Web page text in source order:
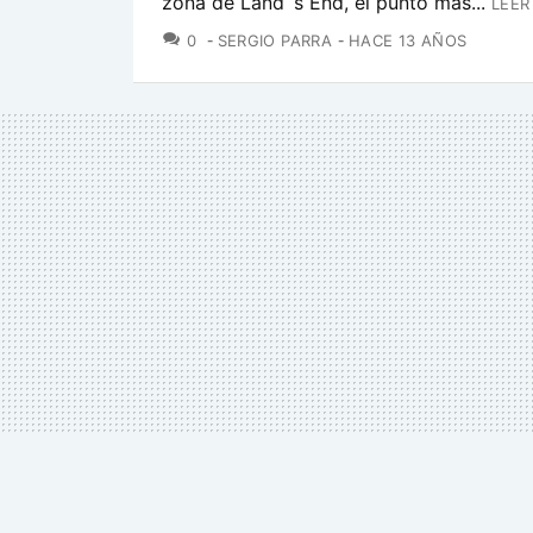
0 COMENTARIOS
SERGIO PARRA HACE 13 AÑOS